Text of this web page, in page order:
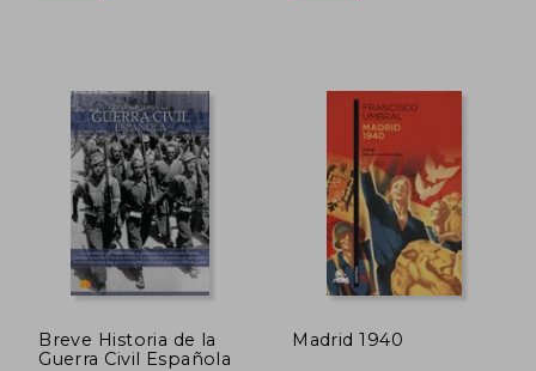
45%
dcto. $ 18.40
45%
dcto.
Breve Historia de la
Guerra Civil Española
Madrid 1940